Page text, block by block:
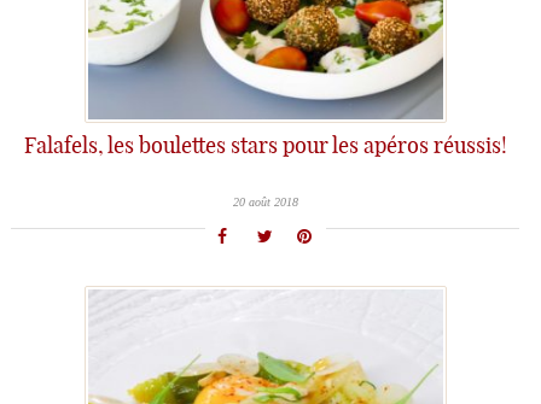
Falafels, les boulettes stars pour les apéros réussis!
20 août 2018